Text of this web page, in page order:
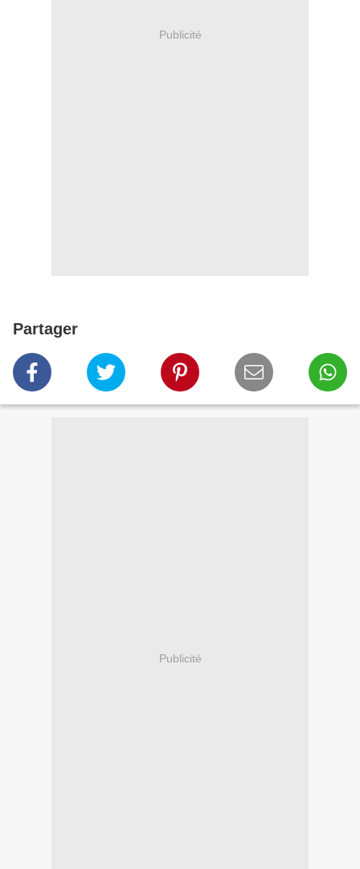
Publicité
Partager
Publicité